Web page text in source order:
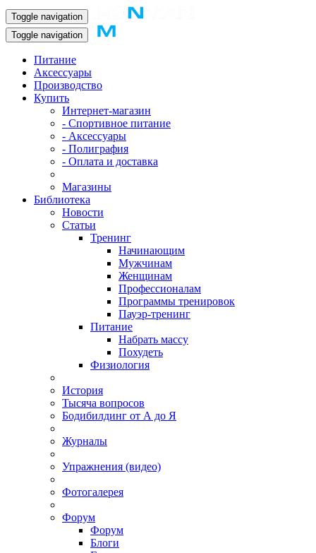
Toggle navigation
Toggle navigation
Питание
Аксессуары
Производство
Купить
Интернет-магазин
- Спортивное питание
- Аксессуары
- Полиграфия
- Оплата и доставка
Магазины
Библиотека
Новости
Статьи
Тренинг
Начинающим
Мужчинам
Женщинам
Профессионалам
Программы тренировок
Пауэр-тренинг
Питание
Набрать массу
Похудеть
Физиология
История
Тысяча вопросов
Бодибилдинг от А до Я
Журналы
Упражнения (видео)
Фотогалерея
Форум
Форум
Блоги